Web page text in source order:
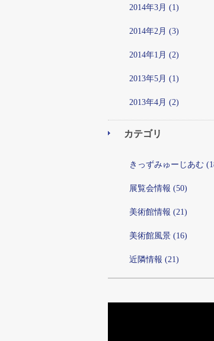
2014年3月 (1)
2014年2月 (3)
2014年1月 (2)
2013年5月 (1)
2013年4月 (2)
カテゴリ
きっずみゅーじあむ
展覧会情報 (50)
美術館情報 (21)
美術館風景 (16)
近隣情報 (21)